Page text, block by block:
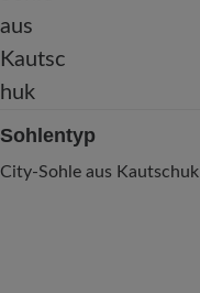
Sohlentyp
City-Sohle aus Kautschuk